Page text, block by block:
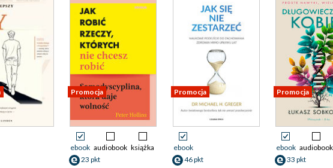
Promocja
ebook audiobook książka
23 pkt
Promocja
ebook
46 pkt
Promocja
ebook audiobook
33 pkt